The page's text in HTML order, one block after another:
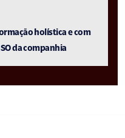
holística e com
da companhia